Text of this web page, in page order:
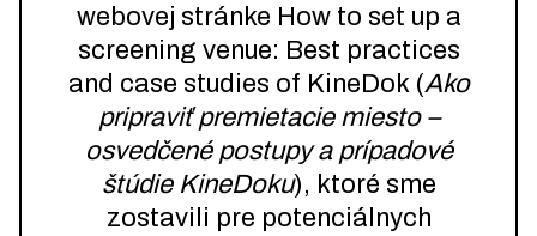
webovej stránke How to set up a
screening venue: Best practices
and case studies of KineDok (Ako
pripraviť premietacie miesto –
osvedčené postupy a prípadové
štúdie KineDoku), ktoré sme
zostavili pre potenciálnych